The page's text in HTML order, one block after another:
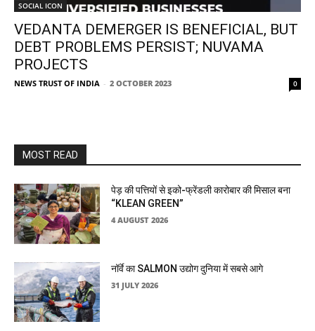
SOCIAL ICON
VEDANTA DEMERGER IS BENEFICIAL, BUT
DEBT PROBLEMS PERSIST; NUVAMA
PROJECTS
NEWS TRUST OF INDIA - 2 OCTOBER 2023 0
MOST READ
पेड़ की पत्तियों से इको-फ्रेंडली कारोबार की मिसाल बना
“KLEAN GREEN”
4 AUGUST 2026
नॉर्वे का SALMON उद्योग दुनिया में सबसे आगे
31 JULY 2026